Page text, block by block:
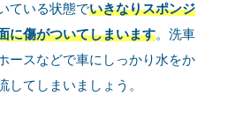
ている状態でいきなりスポンジ
に傷がついてしまいます。洗車
ースなどで車にしっかり水をか
してしまいましょう。